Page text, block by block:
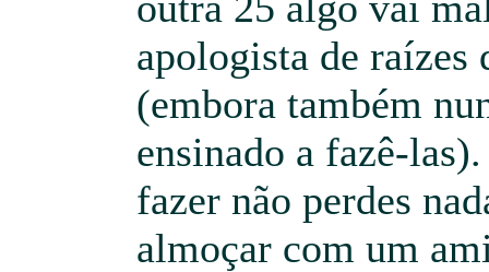
apologista de raízes
(embora também
ensinado a fazê-
fazer não perdes
almoçar com um